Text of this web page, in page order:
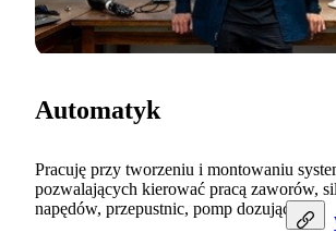
Automatyk
Pracuję przy tworzeniu i montowaniu
pozwalających kierować pracą zaworów,
napędów, przepustnic, pomp dozujących.